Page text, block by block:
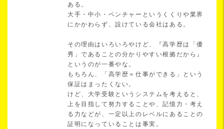
ある。
大手・中小・ベンチャーというくくりや業界
にかかわらず、設けている会社はある。
その理由はいろいろやけど、『高学歴は「優
秀」であることの分かりやすい根拠だから』
というのが一番やな。
もちろん、「高学歴＝仕事ができる」という
保証はまったくない。
けど、大学受験というシステムを考えると、
上を目指して努力することや、記憶力・考え
る力などが、一定以上のレベルにあることの
証明になっていることは事実。